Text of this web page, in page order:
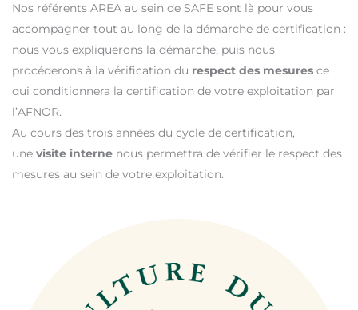
Nos référents AREA au sein de SAFE sont là pour vous
accompagner tout au long de la démarche de certification :
nous vous expliquerons la démarche, puis nous
procéderons à la vérification du respect des mesures ce
qui conditionnera la certification de votre exploitation par
l’AFNOR.
Au cours des trois années du cycle de certification,
une visite interne nous permettra de vérifier le respect des
mesures au sein de votre exploitation.